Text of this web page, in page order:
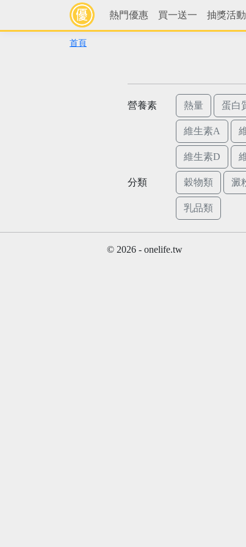
熱門優惠 買一送一 抽獎活動
首頁
營養素 熱量 蛋白
維生素A
維生素D
分類 穀物類 澱
乳品類
© 2026 - onelife.tw